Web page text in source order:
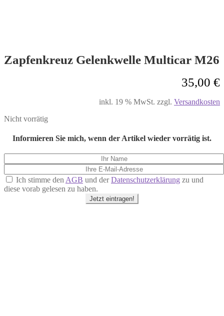
Zapfenkreuz Gelenkwelle Multicar M26
35,00 €
inkl. 19 % MwSt. zzgl. Versandkosten
Nicht vorrätig
Informieren Sie mich, wenn der Artikel wieder vorrätig ist.
Ich stimme den AGB und derDatenschutzerklärung zu und
diese vorab gelesen zu haben.
Jetzt eintragen!